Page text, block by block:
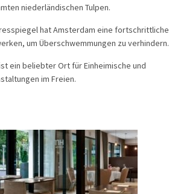
niederländischen Tulpen.
hat Amsterdam eine fortschrittliche
um Überschwemmungen zu verhindern.
ein beliebter Ort für Einheimische und
im Freien.